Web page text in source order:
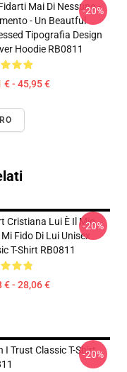
Mai Di Nessuno -
- Un Beautful
Tipografia Design
Hoodie RB0811
€ - 45,95 €
-20%
Cristiana Lui È Il Mio
Mi Fido Di Lui Unisex
T-Shirt RB0811
€ - 28,06 €
-20%
I Trust Classic T-Shirt
-20%